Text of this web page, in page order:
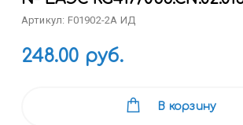
Артикул: F01902-2A ИД
248.00 руб.
В корзину